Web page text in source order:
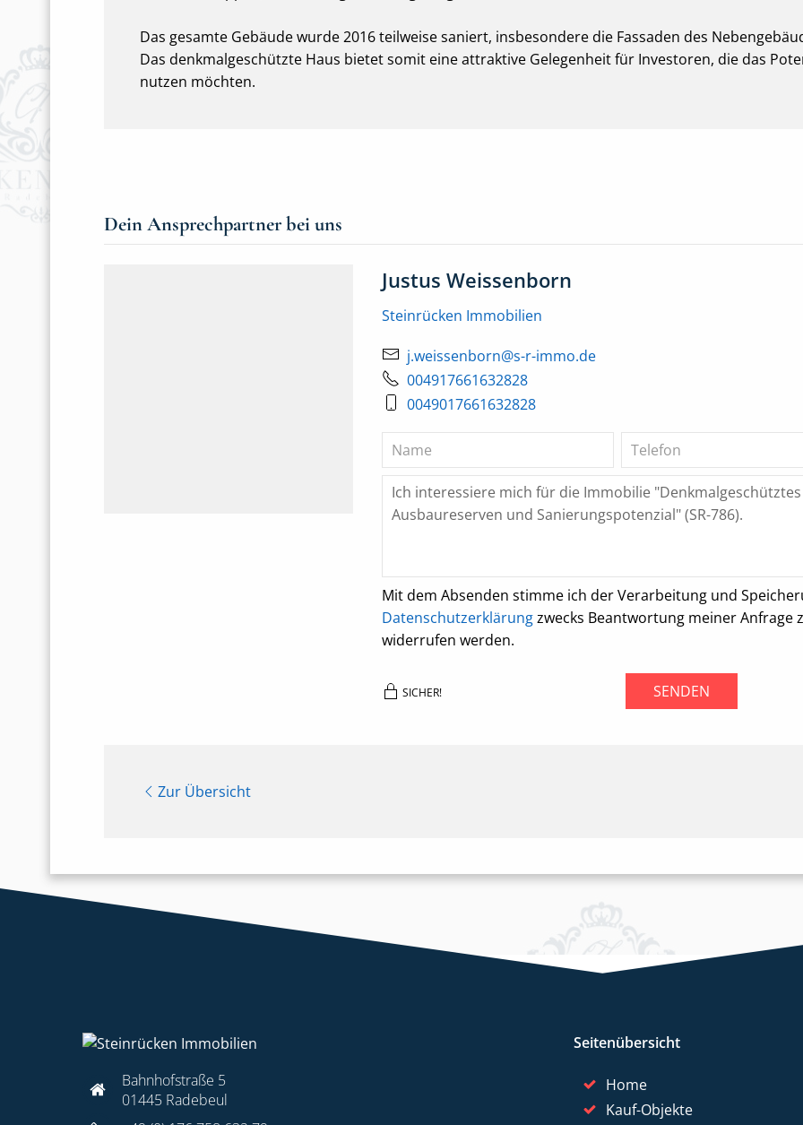
Das gesamte Gebäude wurde 2016 teilweise saniert, insbesondere die Fassaden des
Das denkmalgeschützte Haus bietet somit eine attraktive Gelegenheit für Investoren, die das
nutzen möchten.
Dein Ansprechpartner bei uns
Justus Weissenborn
Steinrücken Immobilien
j.weissenborn@s-r-immo.de
004917661632828
0049017661632828
Mit dem Absenden stimme ich der Verarbeitung und
Datenschutzerklärungzwecks Beantwortung meiner Anfrage
widerrufen werden.
SICHER! SENDEN
Zur Übersicht
Bahnhofstraße 5
01445 Radebeul
Seitenübersicht
Home
Kauf-Objekte